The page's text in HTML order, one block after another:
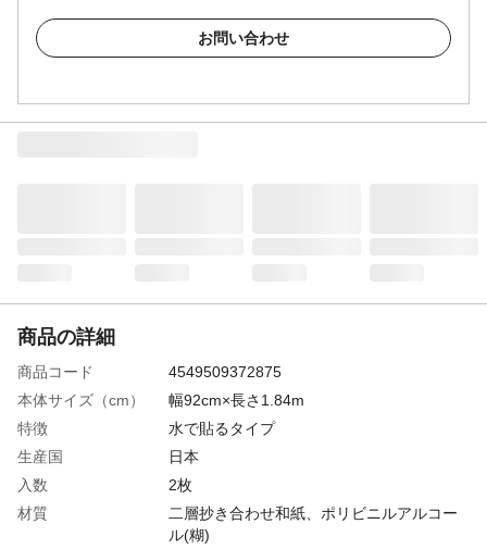
お問い合わせ
商品の詳細
商品コード
4549509372875
本体サイズ（cm）
幅92cm×長さ1.84m
特徴
水で貼るタイプ
生産国
日本
入数
2枚
材質
二層抄き合わせ和紙、ポリビニルアルコー
ル(糊)